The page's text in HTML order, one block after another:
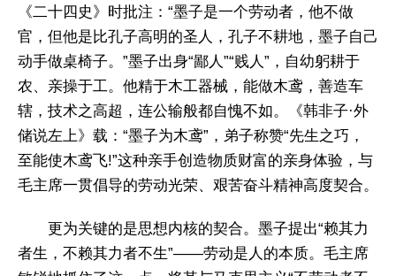
《二十四史》时批注：“墨子是一个劳动者，他不做
官，但他是比孔子高明的圣人，孔子不耕地，墨子自己
动手做桌椅子。”墨子出身“鄙人”“贱人”，自幼躬耕于
农、亲操于工。他精于木工器械，能做木鸢，善造车
辖，技术之高超，连公输般都自愧不如。《韩非子·外
储说左上》载：“墨子为木鸢”，弟子称赞“先生之巧，
至能使木鸢飞!”这种亲手创造物质财富的亲身体验，与
毛主席一贯倡导的劳动光荣、艰苦奋斗精神高度契合。
更为关键的是思想内核的契合。墨子提出“赖其力
者生，不赖其力者不生”——劳动是人的本质。毛主席